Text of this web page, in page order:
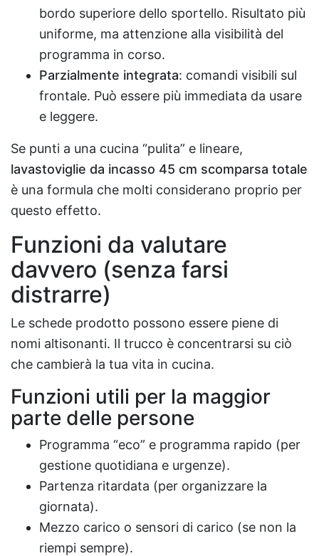
bordo superiore dello sportello. Risultato più
uniforme, ma attenzione alla visibilità del
programma in corso.
Parzialmente integrata: comandi visibili sul
frontale. Può essere più immediata da usare
e leggere.
Se punti a una cucina “pulita” e lineare,
lavastoviglie da incasso 45 cm scomparsa totale
è una formula che molti considerano proprio per
questo effetto.
Funzioni da valutare
davvero (senza farsi
distrarre)
Le schede prodotto possono essere piene di
nomi altisonanti. Il trucco è concentrarsi su ciò
che cambierà la tua vita in cucina.
Funzioni utili per la maggior
parte delle persone
Programma “eco” e programma rapido (per
gestione quotidiana e urgenze).
Partenza ritardata (per organizzare la
giornata).
Mezzo carico o sensori di carico (se non la
riempi sempre).